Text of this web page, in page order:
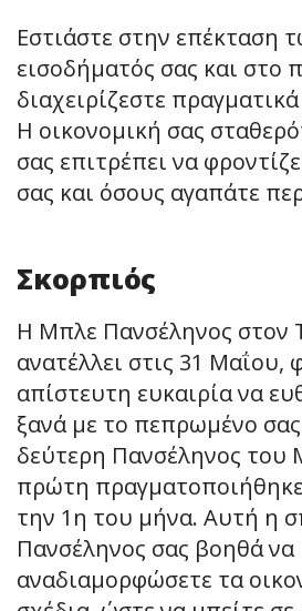
Εστιάστε στην επέκταση
εισοδήματός σας και στο
διαχειρίζεστε
Η οικονομική σας
σας επιτρέπει να
σας και όσους αγαπάτε
Σκορπιός
Η Μπλε Πανσέληνος στον
ανατέλλει στις 31 Μαΐου,
απίστευτη ευκαιρία να
ξανά με το πεπρωμένο
δεύτερη Πανσέληνος του
πρώτη
την 1η του μήνα. Αυτή η
Πανσέληνος σας βοηθά να
αναδιαμορφώσετε τα